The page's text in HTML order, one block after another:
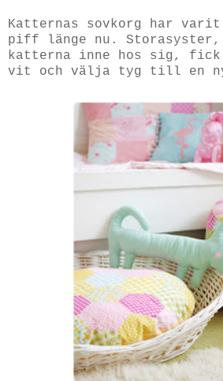
Katternas sovkorg har
piff länge nu. Storasyster,
katterna inne hos sig, fick
vit och välja tyg till en ny